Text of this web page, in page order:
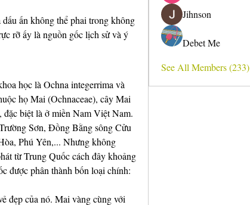
ấn không thể phai trong không
rỡ ấy là nguồn gốc lịch sử và ý
học là Ochna integerrima và
họ Mai (Ochnaceae), cây Mai
biệt là ở miền Nam Việt Nam.
Sơn, Đồng Bằng sông Cửu
Phú Yên,... Nhưng không
từ Trung Quốc cách đây khoảng
được phân thành bốn loại chính:
đẹp của nó. Mai vàng cùng với
Jihnson
Debet Me
See All Members (233)